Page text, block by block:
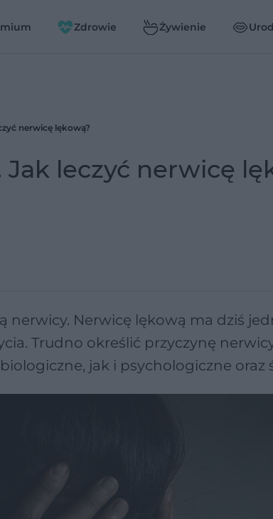
Zdrowie Żywienie
nerwicę lękową?
leczyć nerwicę
nerwicy. Nerwicę lękową ma dziś
Trudno określić przyczynę
jak i psychologiczne oraz